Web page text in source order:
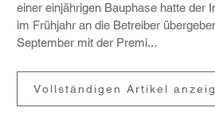
einer einjäh­rigen Bauphase hatte der
im Früh­jahr an die Betreiber
September mit der Premi...
Vollständigen Artikel